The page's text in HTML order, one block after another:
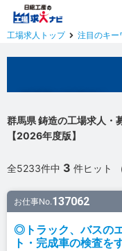
工場求人トップ 注目のキー
群馬県 鋳造の工場求人・
【2026年度版】
全5233件中 3 件ヒット
お仕事No.137062
◎トラック、バスの
ト・完成車の検査を